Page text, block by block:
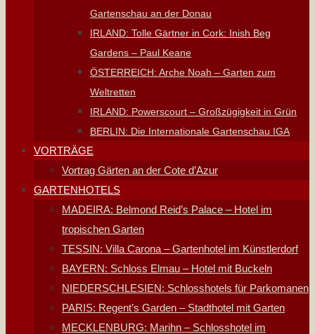
Gartenschau an der Donau
IRLAND: Tolle Gärtner in Cork: Inish Beg
Gardens – Paul Keane
ÖSTERREICH: Arche Noah – Garten zum
Weltretten
IRLAND: Powerscourt – Großzügigkeit in Grün
BERLIN: Die Internationale Gartenschau IGA
VORTRÄGE
Vortrag Gärten an der Cote d’Azur
GARTENHOTELS
MADEIRA: Belmond Reid’s Palace – Hotel im
tropischen Garten
TESSIN: Villa Carona – Gartenhotel im Künstlerdorf
BAYERN: Schloss Elmau – Hotel mit Buckeln
NIEDERSCHLESIEN: Schlosshotels für Parkomanen
PARIS: Regent’s Garden – Stadthotel mit Garten
MECKLENBURG: Marihn – Schlosshotel im